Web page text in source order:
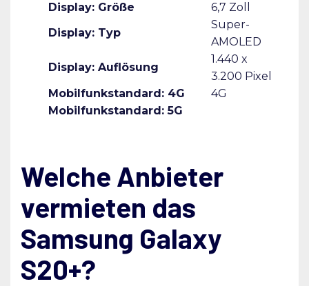
Display: Größe
6,7 Zoll
Display: Typ
Super-
AMOLED
Display: Auflösung
1.440 x
3.200 Pixel
Mobilfunkstandard: 4G
4G
Mobilfunkstandard: 5G
Welche Anbieter
vermieten das
Samsung Galaxy
S20+?